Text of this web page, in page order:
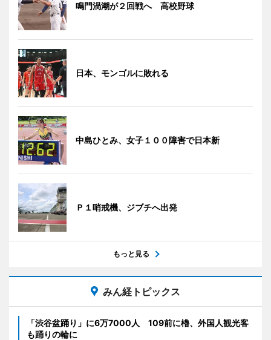
鳴門渦潮が２回戦へ 高校野球
日本、モンゴルに敗れる
中島ひとみ、女子１００障害で日本新
Ｐ１哨戒機、ジブチへ出発
もっと見る
みん経トピックス
「渋谷盆踊り」に6万7000人 109前に櫓、外国人観光客
も踊りの輪に